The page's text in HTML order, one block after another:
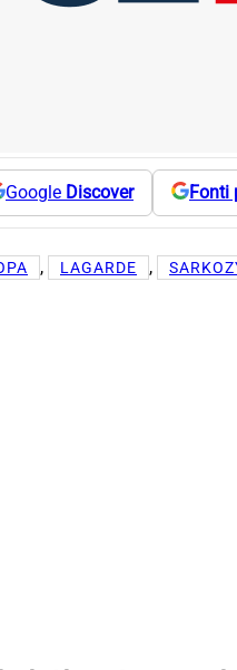
Google Discover Fonti
, LAGARDE ,